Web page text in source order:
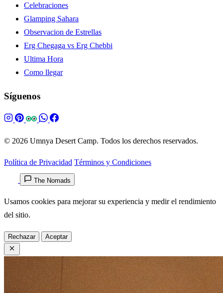
Celebraciones
Glamping Sahara
Observacion de Estrellas
Erg Chegaga vs Erg Chebbi
Ultima Hora
Como llegar
Síguenos
© 2026 Umnya Desert Camp. Todos los derechos reservados.
Política de Privacidad Términos y Condiciones
The Nomads
Usamos cookies para mejorar su experiencia y medir el rendimiento
del sitio.
Rechazar Aceptar